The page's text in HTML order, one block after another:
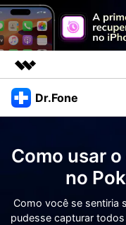
Produtos em destaque
Visão geral
Sobre nós
Sala de imprensa
Dr.Fone
Veja Toolkit Completo >
Para PC
Guia & Suporte
Como usar
no
Como você se sentiria
pudesse capturar